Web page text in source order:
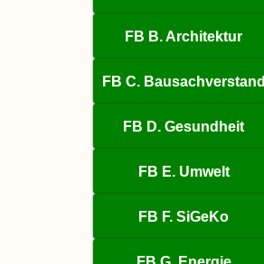
FB B. Architektur
FB C. Bausachverstand
FB D. Gesundheit
FB E. Umwelt
FB F. SiGeKo